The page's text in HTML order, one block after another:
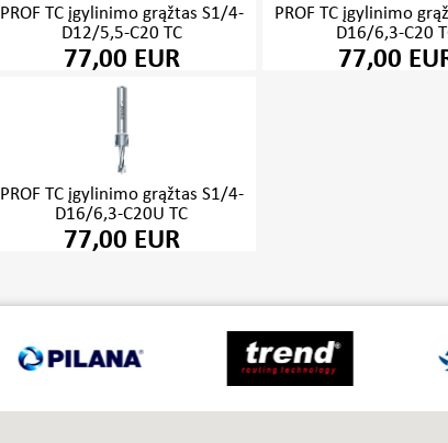
PROF TC įgylinimo grąžtas S1/4-
D12/5,5-C20 TC
77,00 EUR
PROF TC įgylinimo
D16/6,3-C20
77,00
PROF TC įgylinimo grąžtas S1/4-
D16/6,3-C20U TC
77,00 EUR